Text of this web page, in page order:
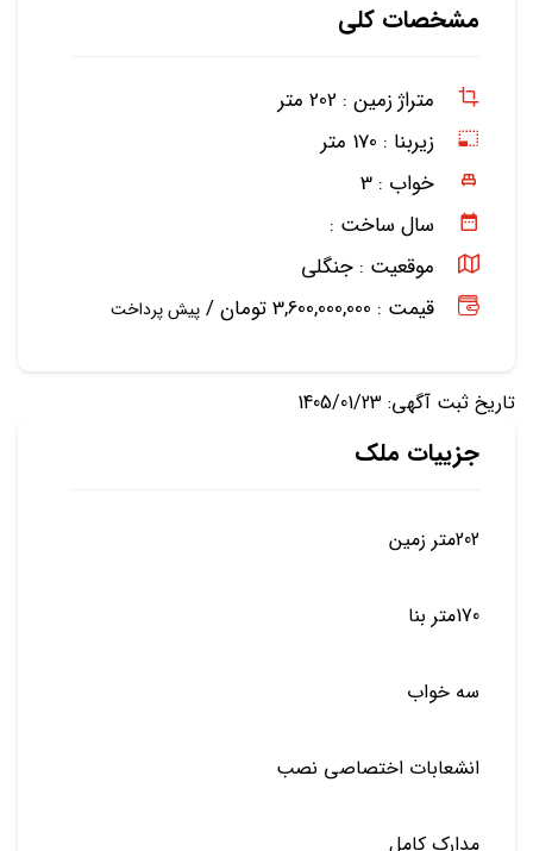
مشخصات کلی
متراژ زمین : 202 متر
زیربنا : 170 متر
خواب : 3
سال ساخت :
موقعیت : جنگلی
قیمت : 3,600,000,000 تومان /
پیش پرداخت
تاریخ ثبت آگهی: 1405/01/23
جزییات ملک
202متر زمین
170متر بنا
سه خواب
انشعابات اختصاصی نصب
مدارک کامل